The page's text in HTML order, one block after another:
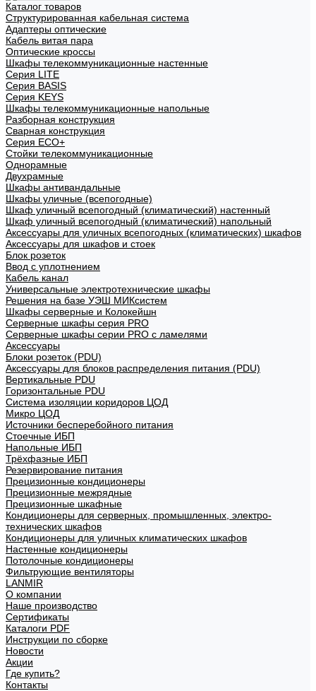
Каталог товаров
Структурированная кабельная система
Адаптеры оптические
Кабель витая пара
Оптические кроссы
Шкафы телекоммуникационные настенные
Cерия LITE
Cерия BASIS
Cерия KEYS
Шкафы телекоммуникационные напольные
Разборная конструкция
Сварная конструкция
Серия ECO+
Стойки телекоммуникационные
Однорамные
Двухрамные
Шкафы антивандальные
Шкафы уличные (всепогодные)
Шкаф уличный всепогодный (климатический) настенный
Шкаф уличный всепогодный (климатический) напольный
Аксессуары для уличных всепогодных (климатических) шкафов
Аксессуары для шкафов и стоек
Блок розеток
Ввод с уплотнением
Кабель канал
Универсальные электротехнические шкафы
Решения на базе УЭШ МИКсистем
Шкафы серверные и Колокейшн
Серверные шкафы серия PRO
Серверные шкафы серии PRO с ламелями
Аксессуары
Блоки розеток (PDU)
Аксессуары для блоков распределения питания (PDU)
Вертикальные PDU
Горизонтальные PDU
Система изоляции коридоров ЦОД
Микро ЦОД
Источники бесперебойного питания
Стоечные ИБП
Напольные ИБП
Трёхфазные ИБП
Резервирование питания
Прецизионные кондиционеры
Прецизионные межрядные
Прецизионные шкафные
Кондиционеры для серверных, промышленных, электро-
технических шкафов
Кондиционеры для уличных климатических шкафов
Настенные кондиционеры
Потолочные кондиционеры
Фильтрующие вентиляторы
LANMIR
О компании
Наше производство
Сертификаты
Каталоги PDF
Инструкции по сборке
Новости
Акции
Где купить?
Контакты